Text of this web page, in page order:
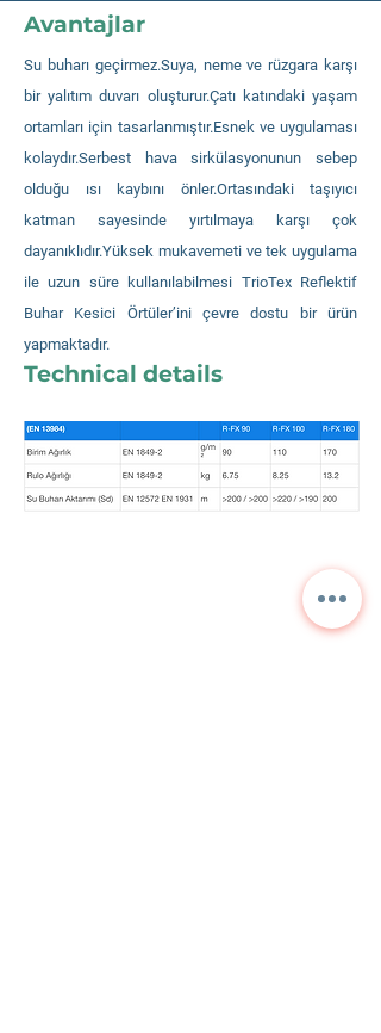
Avantajlar
Su buharı geçirmez.Suya, neme ve rüzgara karşı
bir yalıtım duvarı oluşturur.Çatı katındaki yaşam
ortamları için tasarlanmıştır.Esnek ve uygulaması
kolaydır.Serbest hava sirkülasyonunun sebep
olduğu ısı kaybını önler.Ortasındaki taşıyıcı
katman sayesinde yırtılmaya karşı çok
dayanıklıdır.Yüksek mukavemeti ve tek uygulama
ile uzun süre kullanılabilmesi TrioTex Reflektif
Buhar Kesici Örtüler’ini çevre dostu bir ürün
yapmaktadır.
Technical details